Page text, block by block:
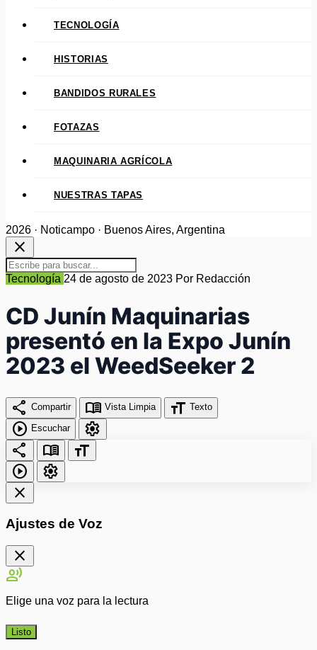
TECNOLOGÍA
HISTORIAS
BANDIDOS RURALES
FOTAZAS
MAQUINARIA AGRÍCOLA
NUESTRAS TAPAS
2026 · Noticampo · Buenos Aires, Argentina
close
Tecnología 24 de agosto de 2023 Por Redacción
CD Junín Maquinarias
presentó en la Expo Junín
2023 el WeedSeeker 2
share Compartir menu_book Vista Limpia format_size Texto
play_circle Escuchar
settings
share
menu_book
format_size
play_circle
settings
close
Ajustes de Voz
close
record_voice_over
Elige una voz para la lectura
Listo